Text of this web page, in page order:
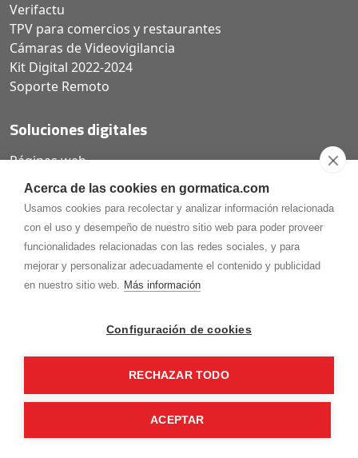
Acerca de las cookies en gormatica.com
Usamos cookies para recolectar y analizar información relacionada
con el uso y desempeño de nuestro sitio web para poder proveer
funcionalidades relacionadas con las redes sociales, y para
mejorar y personalizar adecuadamente el contenido y publicidad
en nuestro sitio web. Más información
Configuración de cookies
RECHAZAR TODO
ACEPTAR
Verifactu
TPV para comercios y restaurantes
Cámaras de Videovigilancia
Kit Digital 2022-2024
Soporte Remoto
Soluciones digitales
Páginas web
Tiendas online
975.368.262
¡Síguenos en nuestras redes!